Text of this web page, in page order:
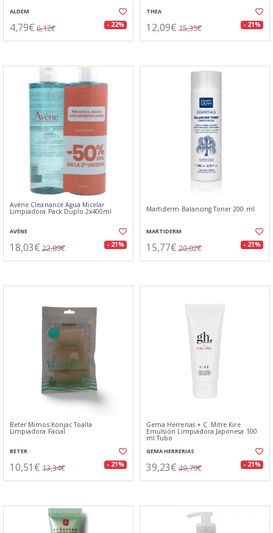
ALDEM
4,79€ 6,12€ - 22%
THEA
12,09€ 15,35€ - 21%
Avène Cleanance Agua Micelar
Limpiadora Pack Duplo 2x400ml
AVÈNE
18,03€ 22,89€ - 21%
Martiderm Balancing Toner 200 ml
MARTIDERM
15,77€ 20,02€ - 21%
Beter Mimos Konjac Toalla
Limpiadora Facial
BETER
10,51€ 13,34€ - 21%
Gema Herrerias + C. Mitre Kire
Emulsión Limpiadora Japonesa 100
ml Tubo
GEMA HERRERIAS
39,23€ 49,79€ - 21%